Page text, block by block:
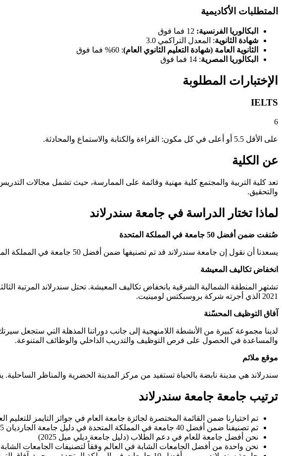
المتطلبات الأكاديمية
البكالوريا الفرنسية:
شهادة الثانوية: المعدل التراكمي 3.0
الثانوية العامة (شهادة التعليم الثانوي العام): 60% فما فوق
البكالوريا المصرية: 14 فما فوق
الإختبارات المطلوبة
IELTS
6
على الأقل 5.5 أو أعلى في كل مكون: القراءة والكتابة والاستماع والمحادثة.
عن الكلية
تعد كلية التربية والمجتمع كلية مهنية وقائمة على الممارسة، حيث تشمل مجالات التدريس
والتحقيق.
لماذا تختار الدراسة في جامعة سندرلاند
صُنفت ضمن أفضل 50 جامعة في المملكة المتحدة
يسعدنا أن نقول إن جامعة سندرلاند قد تم تصنيفها ضمن أفضل 50 جامعة في المملكة المتحدة من قبل دليل جامعة الجارديان 2024.
انخفاض تكاليف المعيشة
تشتهر المنطقة الشمالية الشرقية بانخفاض تكاليف المعيشة. تحتل سندرلاند المرتبة
2021 الذي أجرته شركة بروسبكتس لومينيت.
آفاق التوظيف المحسّنة
لدينا مجموعة كبيرة من الأنشطة اللامنهجية إلى جانب دوراتنا المذهلة التي ستجعل
والمساعدة في الحصول على فرص التوظيف والتدريب الداخلي والوظائف المتنوعة.
موقع ملائم
سندرلاند هي مدينة نابضة بالحياة تستفيد من مركز المدينة الحضرية والمناظر
ترتيب جامعة جامعة سندرلاند
تم اختيارنا ضمن القائمة المختصرة لجائزة جامعة العام في جوائز التايمز للتعليم العالي
تم تصنيفنا ضمن أفضل 40 جامعة في المملكة المتحدة في دليل جامعة الجارديان 2025
نحن أفضل جامعة للعام في دعم الطلاب (دليل جامعة ديلي ميل 2025)
نحن واحدة من أفضل الجامعات الشابة في العالم وفقاً لتصنيفات الجامعات الشابة 2023